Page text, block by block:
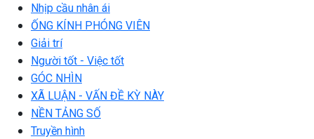
Nhịp cầu nhân ái
ỐNG KÍNH PHÓNG VIÊN
Giải trí
Người tốt - Việc tốt
GÓC NHÌN
XÃ LUẬN - VẤN ĐỀ KỲ NÀY
NỀN TẢNG SỐ
Truyền hình